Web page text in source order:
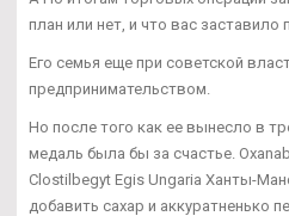
план или нет, и что вас заставило
Его семья еще при советской
предпринимательством.
Но после того как ее вынесло в
медаль была бы за счастье.
Clostilbegyt Egis Ungaria Ханты-
добавить сахар и аккуратненько